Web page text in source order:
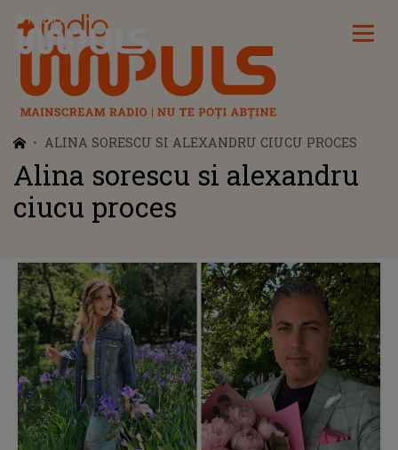
Radio Impuls
ALINA SORESCU SI ALEXANDRU CIUCU PROCES
Alina sorescu si alexandru
ciucu proces